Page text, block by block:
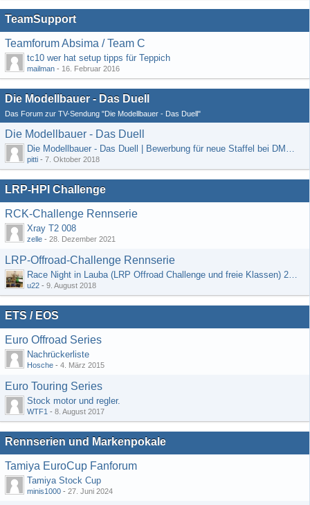
TeamSupport
Teamforum Absima / Team C
tc10 wer hat setup tipps für Teppich
mailman - 16. Februar 2016
Die Modellbauer - Das Duell
Das Forum zur TV-Sendung "Die Modellbauer - Das Duell"
Die Modellbauer - Das Duell
Die Modellbauer - Das Duell | Bewerbung für neue Staffel bei DMAX *Werbung*
pitti - 7. Oktober 2018
LRP-HPI Challenge
RCK-Challenge Rennserie
Xray T2 008
zelle - 28. Dezember 2021
LRP-Offroad-Challenge Rennserie
Race Night in Lauba (LRP Offroad Challenge und freie Klassen) 25/26.08
u22 - 9. August 2018
ETS / EOS
Euro Offroad Series
Nachrückerliste
Hosche - 4. März 2015
Euro Touring Series
Stock motor und regler.
WTF1 - 8. August 2017
Rennserien und Markenpokale
Tamiya EuroCup Fanforum
Tamiya Stock Cup
minis1000 - 27. Juni 2024